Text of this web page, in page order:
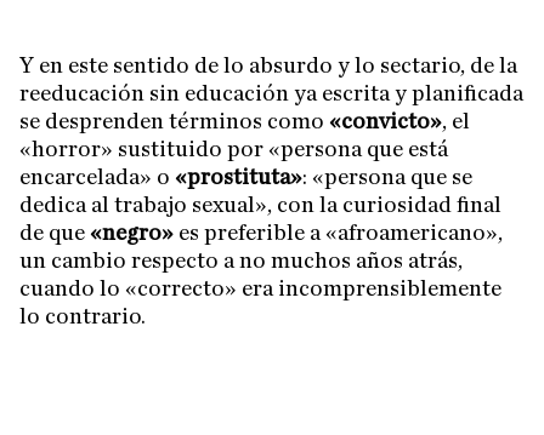
Y en este sentido de lo absurdo y lo sectario, de la
reeducación sin educación ya escrita y planificada
se desprenden términos como «convicto», el
«horror» sustituido por «persona que está
encarcelada» o «prostituta»: «persona que se
dedica al trabajo sexual», con la curiosidad final
de que «negro» es preferible a «afroamericano»,
un cambio respecto a no muchos años atrás,
cuando lo «correcto» era incomprensiblemente
lo contrario.